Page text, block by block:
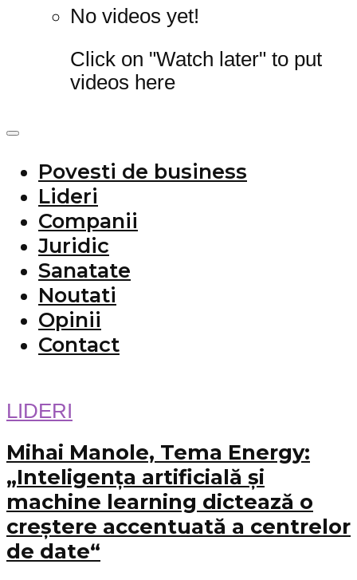
No videos yet!
Click on "Watch later" to put
videos here
Povesti de business
Lideri
Companii
Juridic
Sanatate
Noutati
Opinii
Contact
LIDERI
Mihai Manole, Tema Energy:
„Inteligența artificială și
machine learning dictează o
creștere accentuată a centrelor
de date“